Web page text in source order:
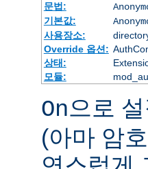
문법:
기본값:
사용장소:
Override 옵션:
상태:
모듈:
On으로
(아마 암